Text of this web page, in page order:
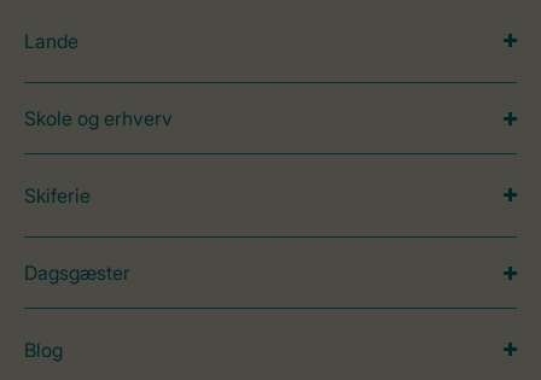
Lande
Skole og erhverv
Skiferie
Dagsgæster
Blog